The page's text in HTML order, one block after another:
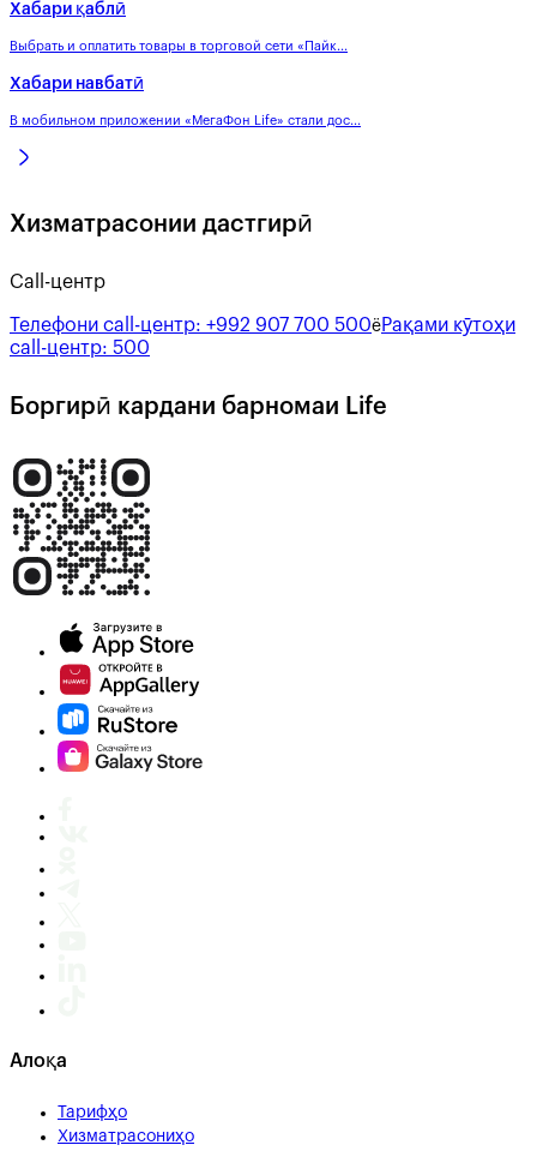
Хабари қаблӣ
Выбрать и оплатить товары в торговой сети «Пайк...
Хабари навбатӣ
В мобильном приложении «МегаФон Life» стали дос...
Хизматрасонии дастгирӣ
Call-центр
Телефони call-центр: +992 907 700 500ёРақами кӯтоҳи
call-центр: 500
Боргирӣ кардани барномаи Life
Алоқа
Тарифҳо
Хизматрасониҳо